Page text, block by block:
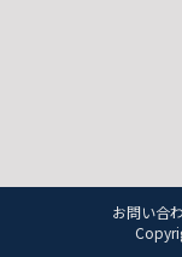
お問い合